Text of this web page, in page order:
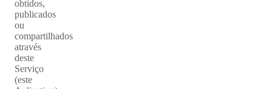
obtidos,
publicados
ou
compartilhados
através
deste
Serviço
(este